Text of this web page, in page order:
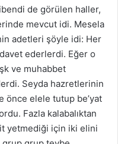
de görülen haller,
mevcut idi. Mesela
adetleri şöyle idi: Her
ederlerdi. Eğer o
ve muhabbet
Seyda hazretlerinin
önce elele tutup be’yat
Fazla kalabalıktan
yetmediği için iki elini